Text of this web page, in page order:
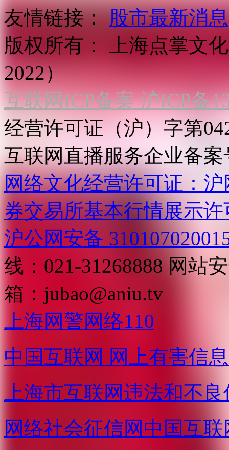
友情链接： 股市最新消息
版权所有：
上海点掌文
2022）
互联网ICP备案 沪ICP备
经营许可证（沪）字第
互联网直播服务企业备案
网络文化经营许可证：沪
券交易所基本行情展示许
沪公网安备
线：021-31268888 网站
箱： jubao@aniu.tv
上海网警网络110
中国互联网 网上有害信
上海市互联网违法和不
网络社会征信网 中国互